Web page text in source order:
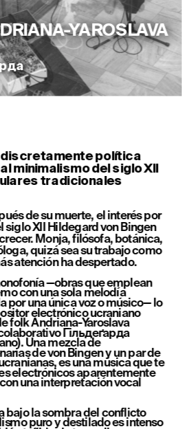
YAROSLAVA
política
minimalismo del siglo XII
tradicionales
de su muerte, el interés por
siglo XII Hildegard von Bingen
Monja, filósofa, botánica,
quizá sea su trabajo como
atención ha despertado.
—obras que emplean
con una sola melodía
por una única voz o músico— lo
electrónico ucraniano
folk Andriana-Yaroslava
Гільдеґарда
Una mezcla de
de von Bingen y un par de
es una música que te
electrónicos aparentemente
una interpretación vocal
bajo la sombra del conflicto
puro y destilado es intenso